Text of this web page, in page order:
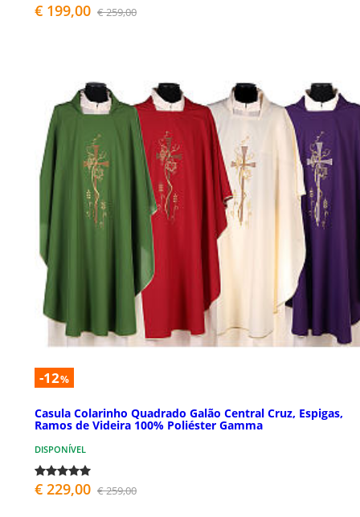
€ 199,00 € 259,00
-12%
Casula Colarinho Quadrado Galão Central Cruz, Espigas,
Ramos de Videira 100% Poliéster Gamma
DISPONÍVEL
€ 229,00 € 259,00